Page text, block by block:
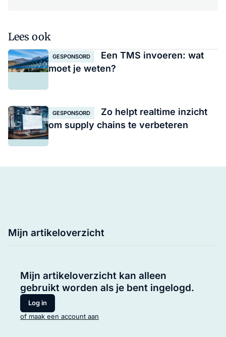
Lees ook
GESPONSORD
Een TMS invoeren: wat
moet je weten?
GESPONSORD
Zo helpt realtime inzicht
om supply chains te verbeteren
Mijn artikeloverzicht
Mijn artikeloverzicht kan alleen
gebruikt worden als je bent ingelogd.
Log in
of maak een account aan